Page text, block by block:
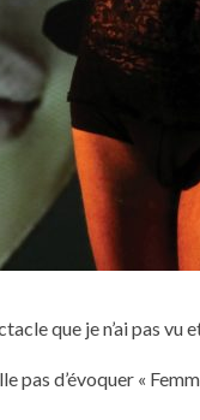
que je n’ai pas vu
pas d’évoquer «